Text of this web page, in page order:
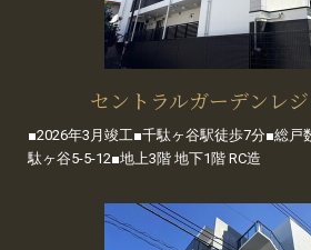
セントラルガーデンレ
■2026年3月竣工■千駄ヶ谷駅徒歩7分■総戸
駄ヶ谷5-5-12■地上3階 地下1階 RC造